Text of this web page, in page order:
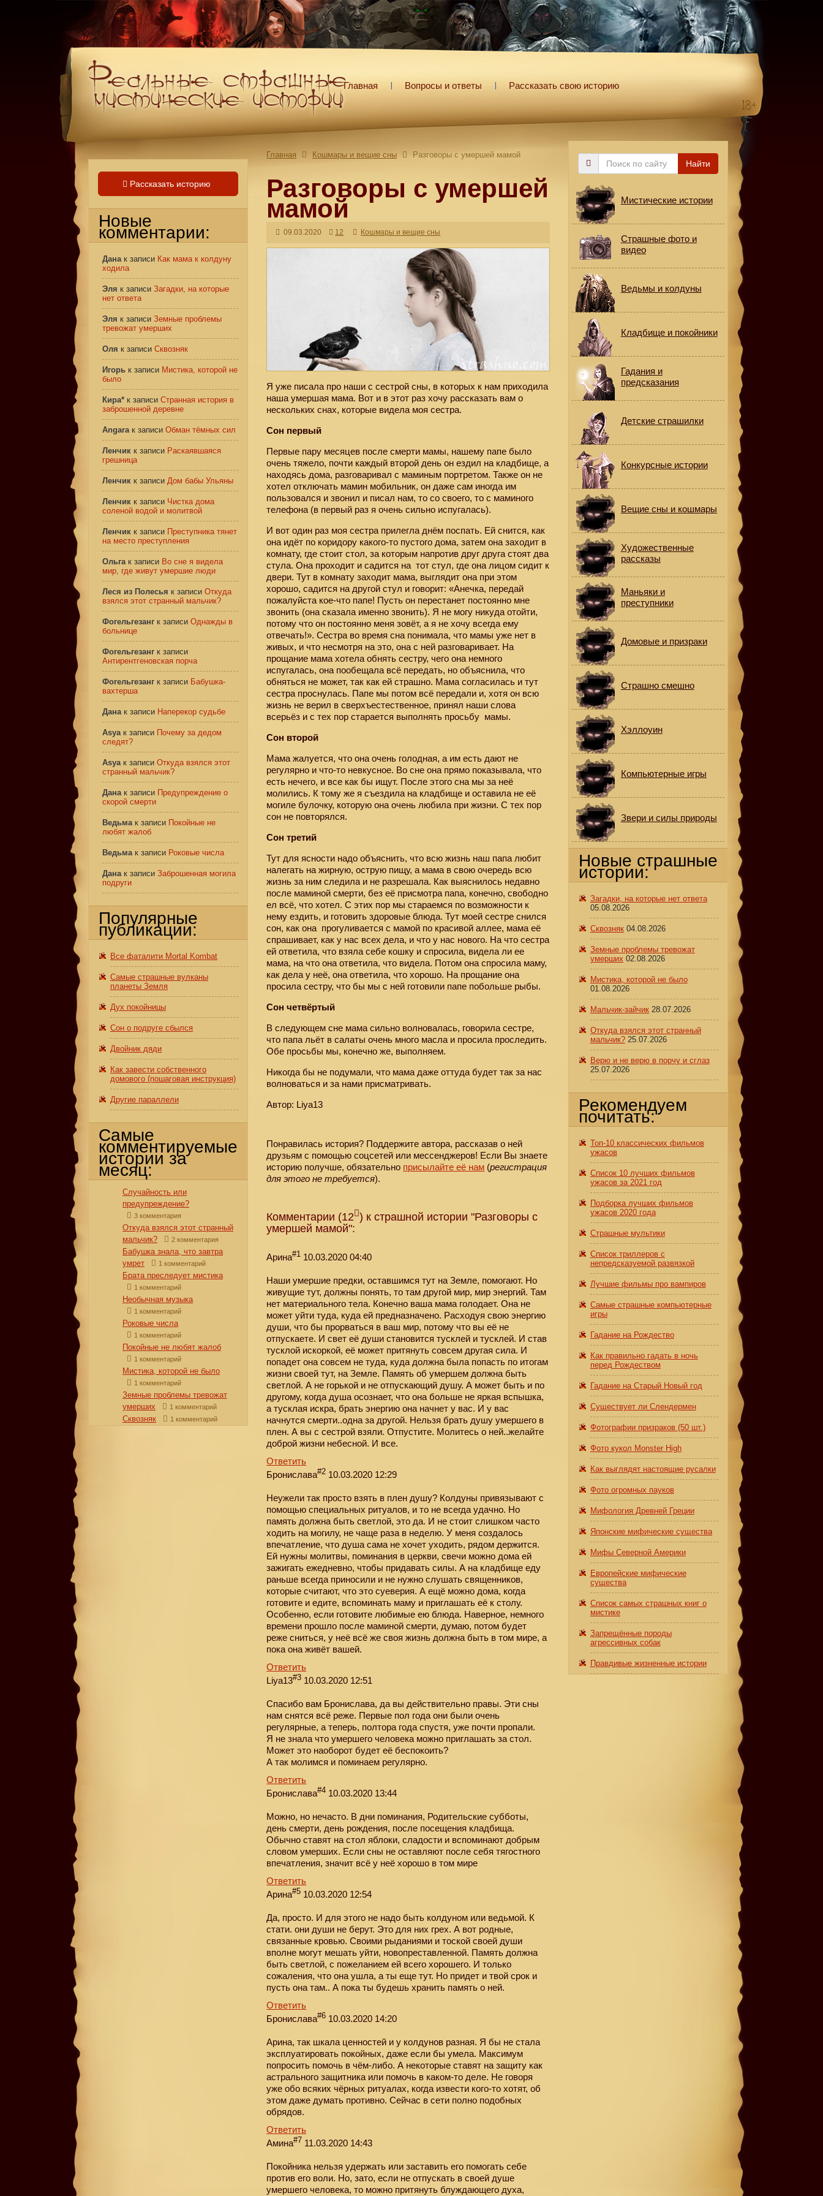
Главная Вопросы и ответы Рассказать свою историю
Главная Кошмары и вещие сны Разговоры с умершей мамой
Разговоры с умершей
мамой
09.03.2020 12 Кошмары и вещие сны
Я уже писала про наши с сестрой сны, в которых к нам приходила
наша умершая мама. Вот и в этот раз хочу рассказать вам о
нескольких снах, которые видела моя сестра.
Сон первый
Первые пару месяцев после смерти мамы, нашему папе было
очень тяжело, почти каждый второй день он ездил на кладбище, а
находясь дома, разговаривал с маминым портретом. Также он не
хотел отключать мамин мобильник, он даже сам иногда им
пользовался и звонил и писал нам, то со своего, то с маминого
телефона (в первый раз я очень сильно испугалась).
И вот один раз моя сестра прилегла днём поспать. Ей снится, как
она идёт по коридору какого-то пустого дома, затем она заходит в
комнату, где стоит стол, за которым напротив друг друга стоят два
стула. Она проходит и садится на тот стул, где она лицом сидит к
двери. Тут в комнату заходит мама, выглядит она при этом
хорошо, садится на другой стул и говорит: «Анечка, передай
пожалуйста кое-что папе! Пусть он перестанет постоянно мне
звонить (она сказала именно звонить). Я не могу никуда отойти,
потому что он постоянно меня зовёт, а я не хочу всегда ему
отвечать!». Сестра во время сна понимала, что мамы уже нет в
живых, и что несмотря на это, она с ней разговаривает. На
прощание мама хотела обнять сестру, чего она немного
испугалась, она пообещала всё передать, но объяснила, что
обняться не может, так как ей страшно. Мама согласилась и тут
сестра проснулась. Папе мы потом всё передали и, хотя он всю
жизнь не верил в сверхъестественное, принял наши слова
всерьёз и с тех пор старается выполнять просьбу мамы.
Сон второй
Мама жалуется, что она очень голодная, а им есть дают не
регулярно и что-то невкусное. Во сне она прямо показывала, что
есть нечего, и все как бы ищут. После этого сна мы за неё
молились. К тому же я съездила на кладбище и оставила не её
могиле булочку, которую она очень любила при жизни. С тех пор
сон не повторялся.
Сон третий
Тут для ясности надо объяснить, что всю жизнь наш папа любит
налегать на жирную, острую пищу, а мама в свою очередь всю
жизнь за ним следила и не разрешала. Как выяснилось недавно
после маминой смерти, без её присмотра папа, конечно, свободно
ел всё, что хотел. С этих пор мы стараемся по возможности к
нему ездить, и готовить здоровые блюда. Тут моей сестре снился
сон, как она прогуливается с мамой по красивой аллее, мама её
спрашивает, как у нас всех дела, и что у нас нового. На что сестра
ей ответила, что взяла себе кошку и спросила, видела ли ее
мама, на что она ответила, что видела. Потом она спросила маму,
как дела у неё, она ответила, что хорошо. На прощание она
просила сестру, что бы мы с ней готовили папе побольше рыбы.
Сон четвёртый
В следующем сне мама сильно волновалась, говорила сестре,
что папа льёт в салаты очень много масла и просила проследить.
Обе просьбы мы, конечно же, выполняем.
Никогда бы не подумали, что мама даже оттуда будет так за нас
волноваться и за нами присматривать.
Автор: Liya13
Понравилась история? Поддержите автора, рассказав о ней
друзьям с помощью соцсетей или мессенджеров! Если Вы знаете
историю получше, обязательно присылайте её нам (регистрация
для этого не требуется).
Комментарии (12 ) к страшной истории "Разговоры с
умершей мамой":
Арина#1 10.03.2020 04:40
Наши умершие предки, оставшимся тут на Земле, помогают. Но
живущие тут, должны понять, то там другой мир, мир энергий. Там
нет материального тела. Конечно ваша мама голодает. Она не
может уйти туда, куда ей предназначено. Расходуя свою энергию
души, что бы прорваться в ваш мир, потому что вы её не
отпускаете. И свет её души становится тусклей и тусклей. И став
тусклой искоркой, её может притянуть совсем другая сила. И
попадет она совсем не туда, куда должна была попасть по итогам
жизни своей тут, на Земле. Память об умершем должна быть
светлой. А не горькой и не отпускающий душу. А может быть и по
другому, когда душа осознает, что она больше не яркая вспышка,
а тусклая искра, брать энергию она начнет у вас. И у вас
начнутся смерти..одна за другой. Нельзя брать душу умершего в
плен. А вы с сестрой взяли. Отпустите. Молитесь о ней..желайте
доброй жизни небесной. И все.
Ответить
Бронислава#2 10.03.2020 12:29
Неужели так просто взять в плен душу? Колдуны привязывают с
помощью специальных ритуалов, и то не всегда удачно. Но
память должна быть светлой, это да. И не стоит слишком часто
ходить на могилу, не чаще раза в неделю. У меня создалось
впечатление, что душа сама не хочет уходить, рядом держится.
Ей нужны молитвы, поминания в церкви, свечи можно дома ей
зажигать ежедневно, чтобы придавать силы. А на кладбище еду
раньше всегда приносили и не нужно слушать священников,
которые считают, что это суеверия. А ещё можно дома, когда
готовите и едите, вспоминать маму и приглашать её к столу.
Особенно, если готовите любимые ею блюда. Наверное, немного
времени прошло после маминой смерти, думаю, потом будет
реже сниться, у неё всё же своя жизнь должна быть в том мире, а
пока она живёт вашей.
Ответить
Liya13#3 10.03.2020 12:51
Спасибо вам Бронислава, да вы действительно правы. Эти сны
нам снятся всё реже. Первые пол года они были очень
регулярные, а теперь, полтора года спустя, уже почти пропали.
Я не знала что умершего человека можно приглашать за стол.
Может это наоборот будет её беспокоить?
А так молимся и поминаем регулярно.
Ответить
Бронислава#4 10.03.2020 13:44
Можно, но нечасто. В дни поминания, Родительские субботы,
день смерти, день рождения, после посещения кладбища.
Обычно ставят на стол яблоки, сладости и вспоминают добрым
словом умерших. Если сны не оставляют после себя тягостного
впечатления, значит всё у неё хорошо в том мире
Ответить
Арина#5 10.03.2020 12:54
Да, просто. И для этого не надо быть колдуном или ведьмой. К
стати. они души не берут. Это для них грех. А вот родные,
связанные кровью. Своими рыданиями и тоской своей души
вполне могут мешать уйти, новопреставленной. Память должна
быть светлой, с пожеланием ей всего хорошего. И только
сожаления, что она ушла, а ты еще тут. Но придет и твой срок и
пусть она там.. А пока ты будешь хранить память о ней.
Ответить
Бронислава#6 10.03.2020 14:20
Арина, так шкала ценностей и у колдунов разная. Я бы не стала
эксплуатировать покойных, даже если бы умела. Максимум
попросить помочь в чём-либо. А некоторые ставят на защиту как
астрального защитника или помочь в каком-то деле. Не говоря
уже обо всяких чёрных ритуалах, когда извести кого-то хотят, об
этом даже думать противно. Сейчас в сети полно подобных
обрядов.
Ответить
Амина#7 11.03.2020 14:43
Покойника нельзя удержать или заставить его помогать себе
против его воли. Но, зато, если не отпускать в своей душе
умершего человека, то можно притянуть блуждающего духа,
Рассказать историю
Новые
комментарии:
Данак записи Как мама к колдуну
ходила
Эля к записи Загадки, на которые
нет ответа
Эля к записи Земные проблемы
тревожат умерших
Оля к записи Сквозняк
Игорь к записи Мистика, которой не
было
Кира* к записи Странная история в
заброшенной деревне
Angaraк записи Обман тёмных сил
Ленчик к записи Раскаявшаяся
грешница
Ленчик к записи Дом бабы Ульяны
Ленчик к записи Чистка дома
соленой водой и молитвой
Ленчик к записи Преступника тянет
на место преступления
Ольгак записи Во сне я видела
мир, где живут умершие люди
Леся из Полесья к записи Откуда
взялся этот странный мальчик?
Фогельгезанг к записи Однажды в
больнице
Фогельгезанг к записи
Антирентгеновская порча
Фогельгезанг к записи Бабушка-
вахтерша
Данак записи Наперекор судьбе
Asyaк записи Почему за дедом
следят?
Asyaк записи Откуда взялся этот
странный мальчик?
Данак записи Предупреждение о
скорой смерти
Ведьмак записи Покойные не
любят жалоб
Ведьмак записи Роковые числа
Данак записи Заброшенная могила
подруги
Популярные
публикации:
Все фаталити Mortal Kombat
Самые страшные вулканы
планеты Земля
Дух покойницы
Сон о подруге сбылся
Двойник дяди
Как завести собственного
домового (пошаговая инструкция)
Другие параллели
Самые
комментируемые
истории за
месяц:
Случайность или
предупреждение?
3 комментария
Откуда взялся этот странный
мальчик?
2 комментария
Бабушка знала, что завтра
умрет
1 комментарий
Брата преследует мистика
1 комментарий
Необычная музыка
1 комментарий
Роковые числа
1 комментарий
Покойные не любят жалоб
1 комментарий
Мистика, которой не было
1 комментарий
Земные проблемы тревожат
умерших
1 комментарий
Сквозняк 1 комментарий
Поиск
Найти
Мистические истории
Страшные фото и
видео
Ведьмы и колдуны
Кладбище и покойники
Гадания и
предсказания
Детские страшилки
Конкурсные истории
Вещие сны и кошмары
Художественные
рассказы
Маньяки и
преступники
Домовые и призраки
Страшно смешно
Хэллоуин
Компьютерные игры
Звери и силы природы
Новые страшные
истории:
Загадки, на которые нет ответа
05.08.2026
Сквозняк 04.08.2026
Земные проблемы тревожат
умерших 02.08.2026
Мистика, которой не было
01.08.2026
Мальчик-зайчик 28.07.2026
Откуда взялся этот странный
мальчик? 25.07.2026
Верю и не верю в порчу и сглаз
25.07.2026
Рекомендуем
почитать:
Топ-10 классических фильмов
ужасов
Список 10 лучших фильмов
ужасов за 2021 год
Подборка лучших фильмов
ужасов 2020 года
Страшные мультики
Список триллеров с
непредсказуемой развязкой
Лучшие фильмы про вампиров
Самые страшные компьютерные
игры
Гадание на Рождество
Как правильно гадать в ночь
перед Рождеством
Гадание на Старый Новый год
Существует ли Слендермен
Фотографии призраков (50 шт.)
Фото кукол Monster High
Как выглядят настоящие русалки
Фото огромных пауков
Мифология Древней Греции
Японские мифические существа
Мифы Северной Америки
Европейские мифические
существа
Список самых страшных книг о
мистике
Запрещённые породы
агрессивных собак
Правдивые жизненные истории